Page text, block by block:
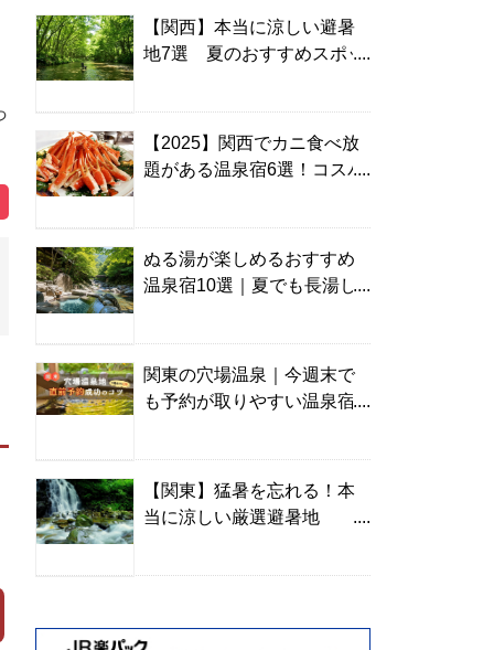
【関西】本当に涼しい避暑
地7選 夏のおすすめスポッ
【2025】関西でカニ食べ放
題がある温泉宿6選！コスパ
ぬる湯が楽しめるおすすめ
温泉宿10選｜夏でも長湯し
関東の穴場温泉｜今週末で
も予約が取りやすい温泉宿
【関東】猛暑を忘れる！本
当に涼しい厳選避暑地